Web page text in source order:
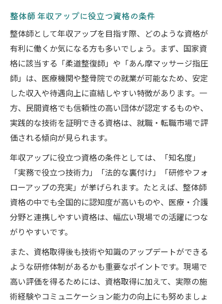
整体師 年収アップに役立つ資格の条件
整体師として年収アップを目指す際、どのような資格が
有利に働くか気になる方も多いでしょう。まず、国家資
格に該当する「柔道整復師」や「あん摩マッサージ指圧
師」は、医療機関や整骨院での就業が可能なため、安定
した収入や待遇向上に直結しやすい特徴があります。一
方、民間資格でも信頼性の高い団体が認定するものや、
実践的な技術を証明できる資格は、就職・転職市場で評
価される傾向が見られます。
年収アップに役立つ資格の条件としては、「知名度」
「実務で役立つ技術力」「法的な裏付け」「研修やフォ
ローアップの充実」が挙げられます。たとえば、整体師
資格の中でも全国的に認知度が高いものや、医療・介護
分野と連携しやすい資格は、幅広い現場での活躍につな
がりやすいです。
また、資格取得後も技術や知識のアップデートができる
ような研修体制があるかも重要なポイントです。現場で
高い評価を得るためには、資格取得に加えて、実際の施
術経験やコミュニケーション能力の向上にも努めましょ